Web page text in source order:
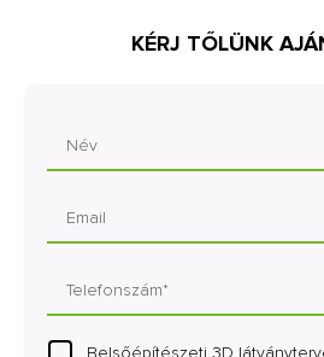
KÉRJ TŐLÜNK
Belsőépítészeti 3D